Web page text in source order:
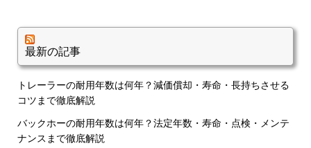
最新の記事
トレーラーの耐用年数は何年？減価償却・寿命・長持ちさせる
コツまで徹底解説
バックホーの耐用年数は何年？法定年数・寿命・点検・メンテ
ナンスまで徹底解説